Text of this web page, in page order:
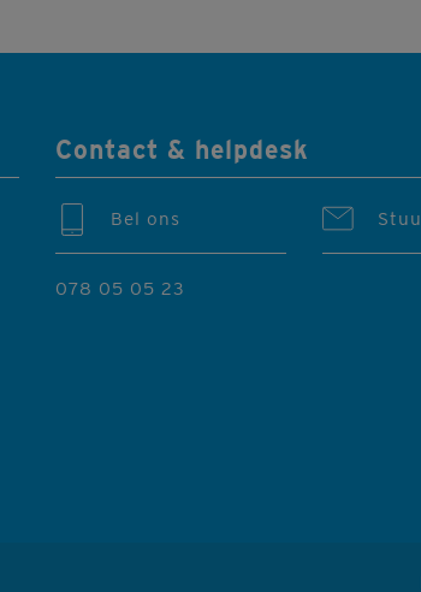
Contact & helpdesk
Bel ons
078 05 05 23